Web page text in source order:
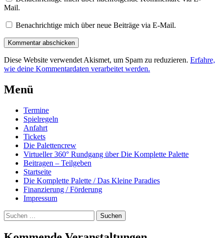
Mail.
Benachrichtige mich über neue Beiträge via E-Mail.
Diese Website verwendet Akismet, um Spam zu reduzieren. Erfahre,
wie deine Kommentardaten verarbeitet werden.
Beitrags-
←DKP@WES
Samstag:
Der
Abbau
Dangast
geht
voran.→
Menü
Termine
Spielregeln
Anfahrt
Tickets
Die Palettencrew
Virtueller 360° Rundgang über Die Komplette Palette
Beitragen – Teilgeben
Startseite
Die Komplette Palette / Das Kleine Paradies
Finanzierung / Förderung
Impressum
Suchen
nach: